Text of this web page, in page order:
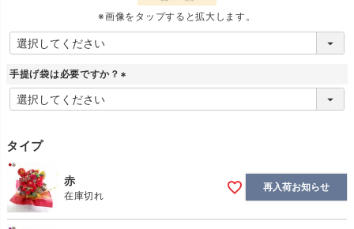
※画像をタップすると拡大します。
手提げ袋は必要ですか？
(
タイプ
赤
在庫切れ
再入荷お知らせ